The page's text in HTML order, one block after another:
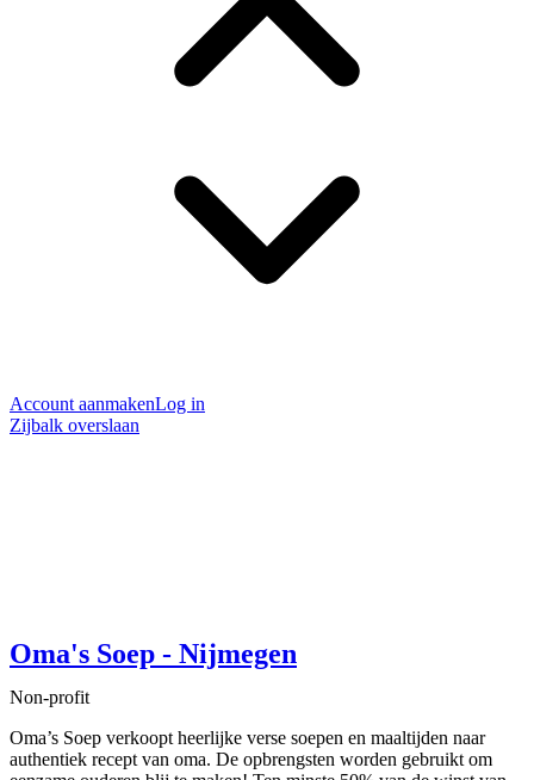
Account aanmakenLog in
Zijbalk overslaan
Oma's Soep - Nijmegen
Non-profit
Oma’s Soep verkoopt heerlijke verse soepen en maaltijden naar
authentiek recept van oma. De opbrengsten worden gebruikt om